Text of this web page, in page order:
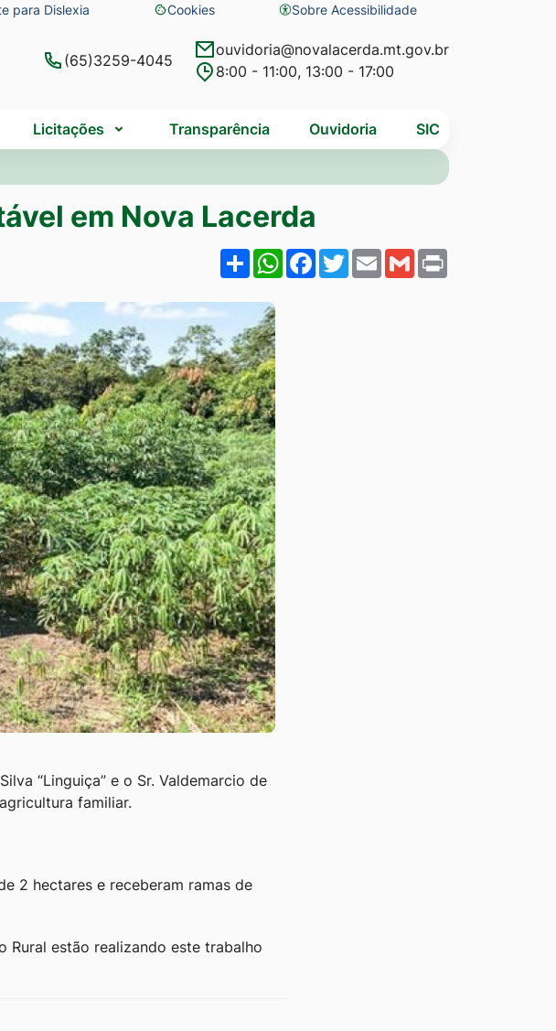
para Dislexia Cookies
Abrir
preferências
de
Sobre Acessibilidade
(65)3259-4045
ouvidoria@novalacerda.mt.gov.br
8:00 - 11:00, 13:00 - 17:00
Licitações Transparência Ouvidoria SIC
em Nova Lacerda
ShareWhatsApp
Facebook
Twitter
EmailGmail
“Linguiça” e o Sr. Valdemarcio de
familiar.
2 hectares e receberam ramas de
Rural estão realizando este trabalho